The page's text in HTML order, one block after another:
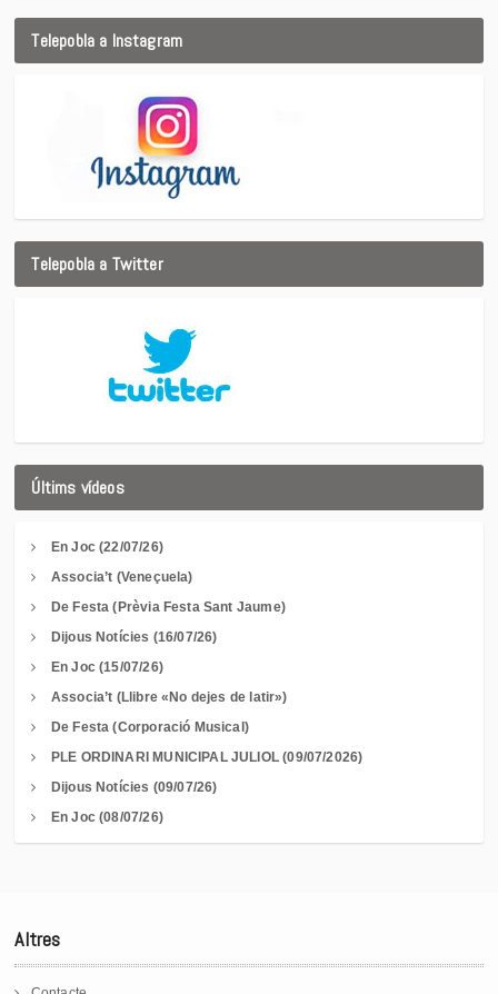
Telepobla a Instagram
Telepobla a Twitter
Últims vídeos
En Joc (22/07/26)
Associa’t (Veneçuela)
De Festa (Prèvia Festa Sant Jaume)
Dijous Notícies (16/07/26)
En Joc (15/07/26)
Associa’t (Llibre «No dejes de latir»)
De Festa (Corporació Musical)
PLE ORDINARI MUNICIPAL JULIOL (09/07/2026)
Dijous Notícies (09/07/26)
En Joc (08/07/26)
Altres